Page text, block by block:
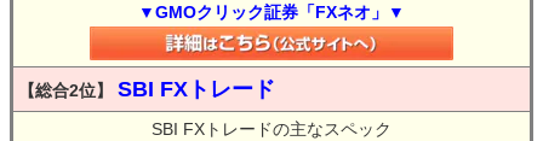
▼GMOクリック証券「FXネオ」▼
【総合2位】 SBI FXトレード
SBI FXトレードの主なスペック